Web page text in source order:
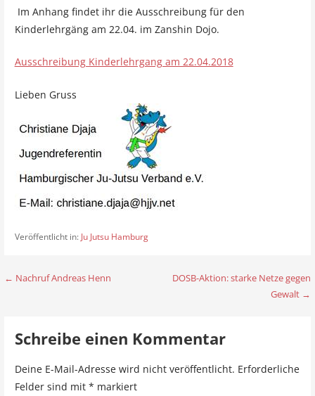
Im Anhang findet ihr die Ausschreibung für den
Kinderlehrgäng am 22.04. im Zanshin Dojo.
Ausschreibung Kinderlehrgang am 22.04.2018
Lieben Gruss
Veröffentlicht in: Ju Jutsu Hamburg
B
← Nachruf Andreas Henn
DOSB-Aktion: starke Netze gegen
Gewalt →
Schreibe einen Kommentar
Deine E-Mail-Adresse wird nicht veröffentlicht. Erforderliche
Felder sind mit * markiert